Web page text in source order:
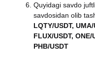
Quyidagi savdo
savdosidan olib
LQTY/USDT,
FLUX/USDT, ONE/
PHB/USDT